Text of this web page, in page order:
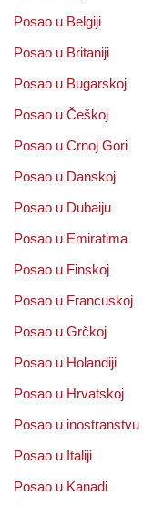
Posao u Belgiji
Posao u Britaniji
Posao u Bugarskoj
Posao u Češkoj
Posao u Crnoj Gori
Posao u Danskoj
Posao u Dubaiju
Posao u Emiratima
Posao u Finskoj
Posao u Francuskoj
Posao u Grčkoj
Posao u Holandiji
Posao u Hrvatskoj
Posao u inostranstvu
Posao u Italiji
Posao u Kanadi